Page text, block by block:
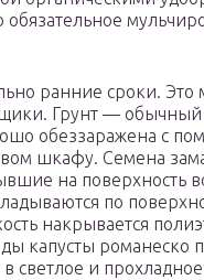
ранние сроки. Это
Грунт —
обеззаражена с
шкафу. Семена
на поверхность
по
накрывается
капусты романеско
светлое и